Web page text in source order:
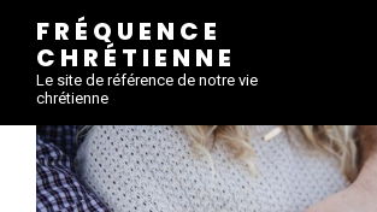
FRÉQUENCE
CHRÉTIENNE
Le site de référence de notre vie
chrétienne